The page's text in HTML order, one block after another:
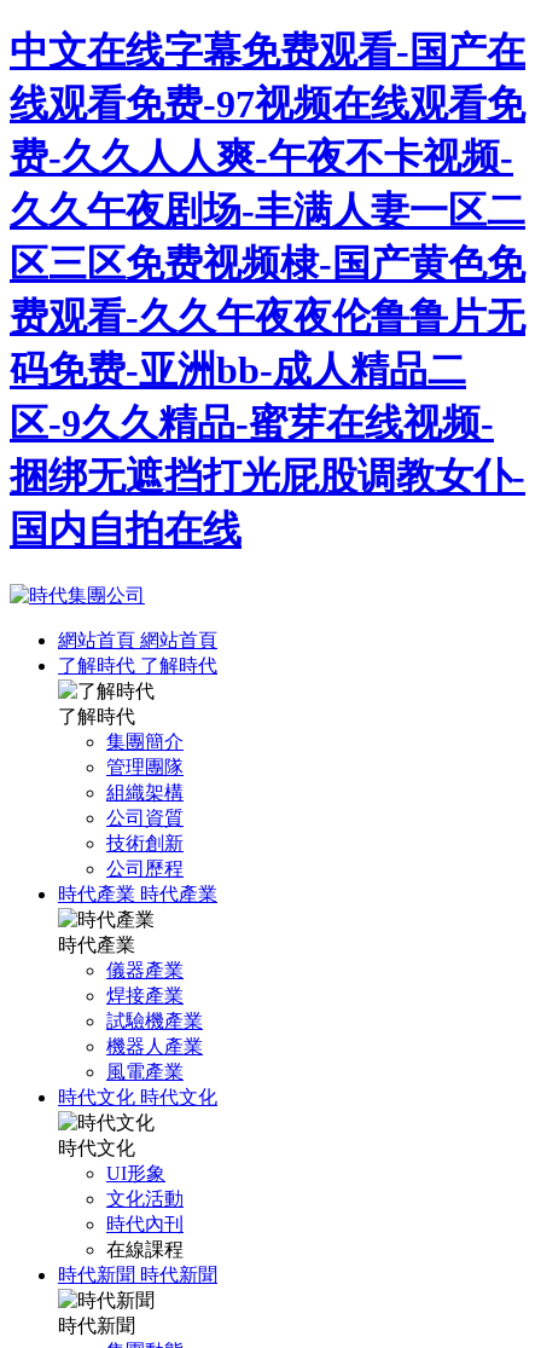
中文在线字幕免费观看-国产在
线观看免费-97视频在线观看免
费-久久人人爽-午夜不卡视频-
久久午夜剧场-丰满人妻一区二
区三区免费视频棣-国产黄色免
费观看-久久午夜夜伦鲁鲁片无
码免费-亚洲bb-成人精品二
区-9久久精品-蜜芽在线视频-
捆绑无遮挡打光屁股调教女仆-
国内自拍在线
網站首頁 網站首頁
了解時代 了解時代
了解時代
集團簡介
管理團隊
組織架構
公司資質
技術創新
公司歷程
時代產業 時代產業
時代產業
儀器產業
焊接產業
試驗機產業
機器人產業
風電產業
時代文化 時代文化
時代文化
UI形象
文化活動
時代內刊
在線課程
時代新聞 時代新聞
時代新聞